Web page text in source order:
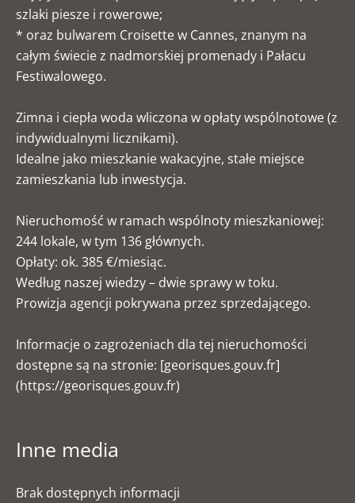
szlaki piesze i rowerowe;
* oraz bulwarem Croisette w Cannes, znanym na
całym świecie z nadmorskiej promenady i Pałacu
Festiwalowego.
Zimna i ciepła woda wliczona w opłaty wspólnotowe (z
indywidualnymi licznikami).
Idealne jako mieszkanie wakacyjne, stałe miejsce
zamieszkania lub inwestycja.
Nieruchomość w ramach wspólnoty mieszkaniowej:
244 lokale, w tym 136 głównych.
Opłaty: ok. 385 €/miesiąc.
Według naszej wiedzy – dwie sprawy w toku.
Prowizja agencji pokrywana przez sprzedającego.
Informacje o zagrożeniach dla tej nieruchomości
dostępne są na stronie: [georisques.gouv.fr]
(https://georisques.gouv.fr)
Inne media
Brak dostępnych informacji